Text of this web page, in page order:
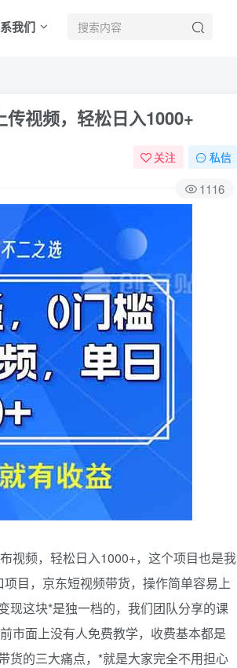
我们
传视频，轻松日入1000+
关注 私信
1116
视频，轻松日入1000+，这个项目也是我
目，京东短视频带货，操作简单容易上
现这块*是独一档的，我们团队分享的课
市面上没有人免费教学，收费基本都是
货的三大痛点，*就是大家完全不用担心